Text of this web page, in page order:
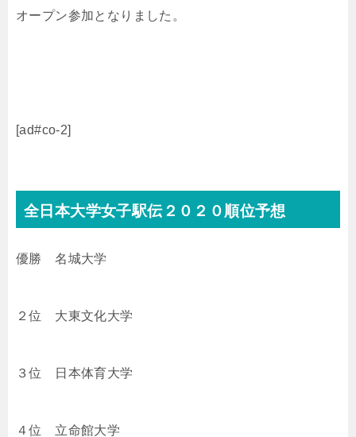
オープン参加となりました。
[ad#co-2]
全日本大学女子駅伝２０２０順位予想
優勝 名城大学
２位 大東文化大学
３位 日本体育大学
４位 立命館大学